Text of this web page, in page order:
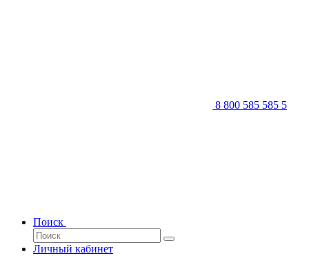
8 800 585 585 5
Поиск
Личный кабинет